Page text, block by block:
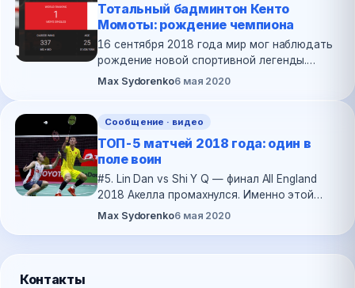
Тотальный бадминтон Кенто
Момоты: рождение чемпиона
16 сентября 2018 года мир мог наблюдать
рождение новой спортивной легенды.
Кенто Момота, японский спортсмен,
Max Sydorenko6 мая 2020
Сообщение · видео
ТОП-5 матчей 2018 года: один в
поле воин
#5. Lin Dan vs Shi Y Q — финал All England
2018 Акелла промахнулся. Именно этой
фразой можно охарактеризовать сезон
Max Sydorenko6 мая 2020
Контакты